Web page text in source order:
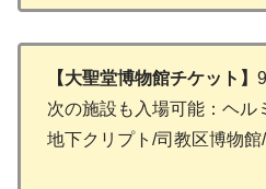
【大聖堂博物館チケット】
次の施設も入場可能：ヘル
地下クリプト/司教区博物